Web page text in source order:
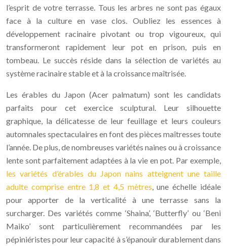
l’esprit de votre terrasse. Tous les arbres ne sont pas égaux
face à la culture en vase clos. Oubliez les essences à
développement racinaire pivotant ou trop vigoureux, qui
transformeront rapidement leur pot en prison, puis en
tombeau. Le succès réside dans la sélection de variétés au
système racinaire stable et à la croissance maîtrisée.
Les érables du Japon (Acer palmatum) sont les candidats
parfaits pour cet exercice sculptural. Leur silhouette
graphique, la délicatesse de leur feuillage et leurs couleurs
automnales spectaculaires en font des pièces maîtresses toute
l’année. De plus, de nombreuses variétés naines ou à croissance
lente sont parfaitement adaptées à la vie en pot. Par exemple,
les variétés d’érables du Japon nains atteignent une taille
adulte comprise entre 1,8 et 4,5 mètres, une échelle idéale
pour apporter de la verticalité à une terrasse sans la
surcharger. Des variétés comme ‘Shaina’, ‘Butterfly’ ou ‘Beni
Maiko’ sont particulièrement recommandées par les
pépiniéristes pour leur capacité à s’épanouir durablement dans